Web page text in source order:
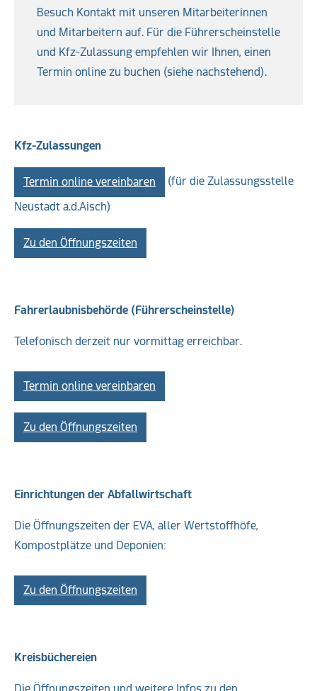
Besuch Kontakt mit unseren Mitarbeiterinnen
und Mitarbeitern auf. Für die Führerscheinstelle
und Kfz-Zulassung empfehlen wir Ihnen, einen
Termin online zu buchen (siehe nachstehend).
Kfz-Zulassungen
Termin online vereinbaren
(für die Zulassungsstelle
Neustadt a.d.Aisch)
Zu den Öffnungszeiten
Fahrerlaubnisbehörde (Führerscheinstelle)
Telefonisch derzeit nur vormittag erreichbar.
Termin online vereinbaren
Zu den Öffnungszeiten
Einrichtungen der Abfallwirtschaft
Die Öffnungszeiten der EVA, aller Wertstoffhöfe,
Kompostplätze und Deponien:
Zu den Öffnungszeiten
Kreisbüchereien